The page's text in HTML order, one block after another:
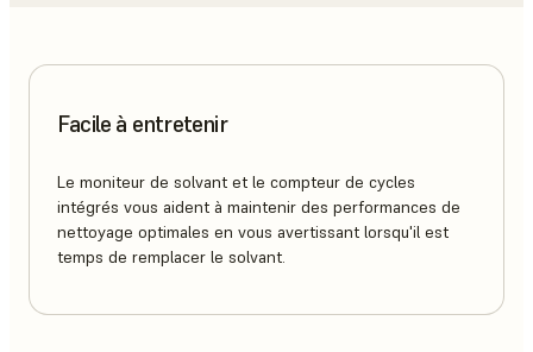
Facile à entretenir
Le moniteur de solvant et le compteur de cycles
intégrés vous aident à maintenir des performances de
nettoyage optimales en vous avertissant lorsqu'il est
temps de remplacer le solvant.